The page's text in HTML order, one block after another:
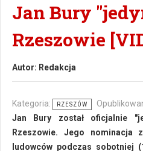
Jan Bury
Rzeszowie
Autor: Redakcja
Kategoria: RZESZÓW
Jan Bury został oficjalnie
Rzeszowie. Jego nominacja
ludowców podczas sobotniej